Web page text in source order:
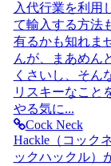
入代行業を利用
て輸入する方法
有るかも知れま
んが、まあめん
くさいし、そん
リスキーなこと
やる気に...
Cock Neck
Hackle（コック
ックハックル）